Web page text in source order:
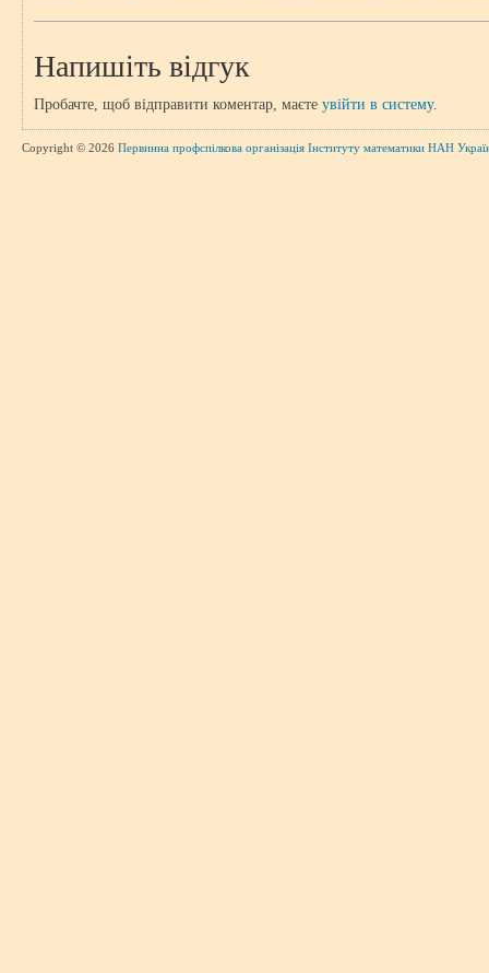
Напишіть відгук
Пробачте, щоб відправити коментар, маєте увійти в систему.
Copyright © 2026 Первинна профспілкова організація Інституту математики НАН